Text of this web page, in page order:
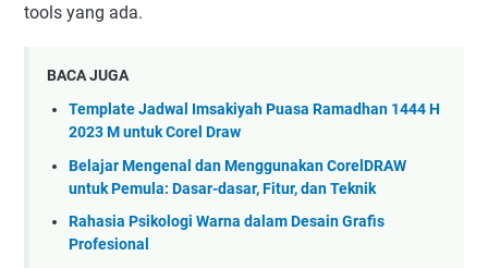
tools yang ada.
BACA JUGA
Template Jadwal Imsakiyah Puasa Ramadhan 1444 H
2023 M untuk Corel Draw
Belajar Mengenal dan Menggunakan CorelDRAW
untuk Pemula: Dasar-dasar, Fitur, dan Teknik
Rahasia Psikologi Warna dalam Desain Grafis
Profesional